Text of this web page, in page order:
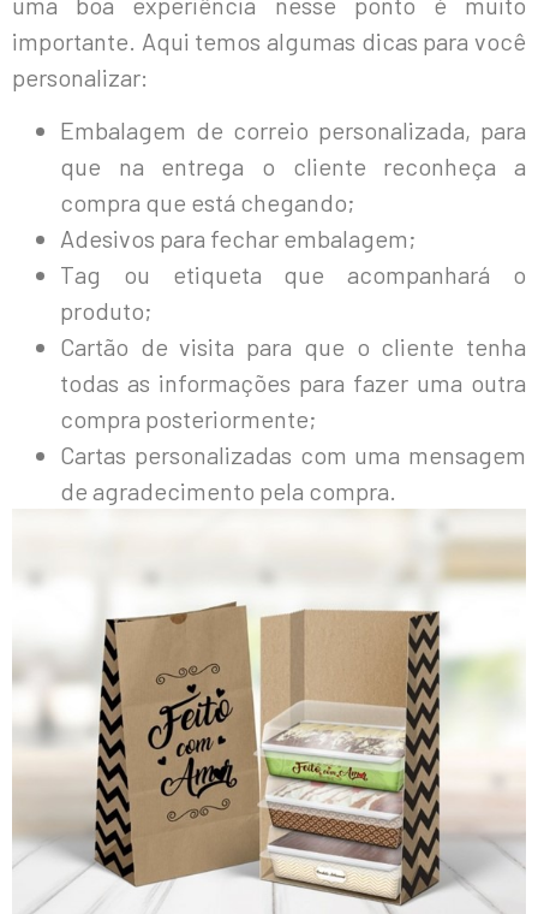
importante. Aqui temos algumas dicas para você
personalizar:
Embalagem de correio personalizada, para
que na entrega o cliente reconheça a
compra que está chegando;
Adesivos para fechar embalagem;
Tag ou etiqueta que acompanhará o
produto;
Cartão de visita para que o cliente tenha
todas as informações para fazer uma outra
compra posteriormente;
Cartas personalizadas com uma mensagem
de agradecimento pela compra.